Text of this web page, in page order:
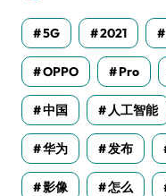
5G 2021
OPPO Pro
中国 人工智能
华为 发布
影像 怎么